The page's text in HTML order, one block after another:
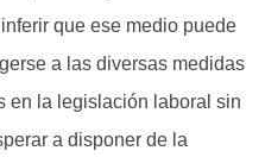
que ese medio puede
a las diversas medidas
en la legislación laboral sin
a disponer de la